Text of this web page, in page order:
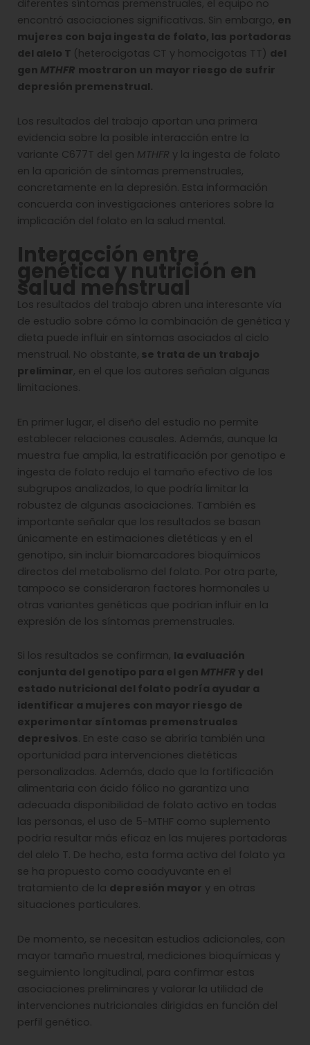
diferentes síntomas premenstruales, el equipo no
encontró asociaciones significativas. Sin embargo, en
mujeres con baja ingesta de folato, las portadoras
del alelo T (heterocigotas CT y homocigotas TT) del
gen MTHFR mostraron un mayor riesgo de sufrir
depresión premenstrual.
Los resultados del trabajo aportan una primera
evidencia sobre la posible interacción entre la
variante C677T del gen MTHFR y la ingesta de folato
en la aparición de síntomas premenstruales,
concretamente en la depresión. Esta información
concuerda con investigaciones anteriores sobre la
implicación del folato en la salud mental.
Interacción entre
genética y nutrición en
salud menstrual
Los resultados del trabajo abren una interesante vía
de estudio sobre cómo la combinación de genética y
dieta puede influir en síntomas asociados al ciclo
menstrual. No obstante, se trata de un trabajo
preliminar, en el que los autores señalan algunas
limitaciones.
En primer lugar, el diseño del estudio no permite
establecer relaciones causales. Además, aunque la
muestra fue amplia, la estratificación por genotipo e
ingesta de folato redujo el tamaño efectivo de los
subgrupos analizados, lo que podría limitar la
robustez de algunas asociaciones. También es
importante señalar que los resultados se basan
únicamente en estimaciones dietéticas y en el
genotipo, sin incluir biomarcadores bioquímicos
directos del metabolismo del folato. Por otra parte,
tampoco se consideraron factores hormonales u
otras variantes genéticas que podrían influir en la
expresión de los síntomas premenstruales.
Si los resultados se confirman, la evaluación
conjunta del genotipo para el gen MTHFR y del
estado nutricional del folato podría ayudar a
identificar a mujeres con mayor riesgo de
experimentar síntomas premenstruales
depresivos. En este caso se abriría también una
oportunidad para intervenciones dietéticas
personalizadas. Además, dado que la fortificación
alimentaria con ácido fólico no garantiza una
adecuada disponibilidad de folato activo en todas
las personas, el uso de 5-MTHF como suplemento
podría resultar más eficaz en las mujeres portadoras
del alelo T. De hecho, esta forma activa del folato ya
se ha propuesto como coadyuvante en el
tratamiento de la depresión mayor y en otras
situaciones particulares.
De momento, se necesitan estudios adicionales, con
mayor tamaño muestral, mediciones bioquímicas y
seguimiento longitudinal, para confirmar estas
asociaciones preliminares y valorar la utilidad de
intervenciones nutricionales dirigidas en función del
perfil genético.